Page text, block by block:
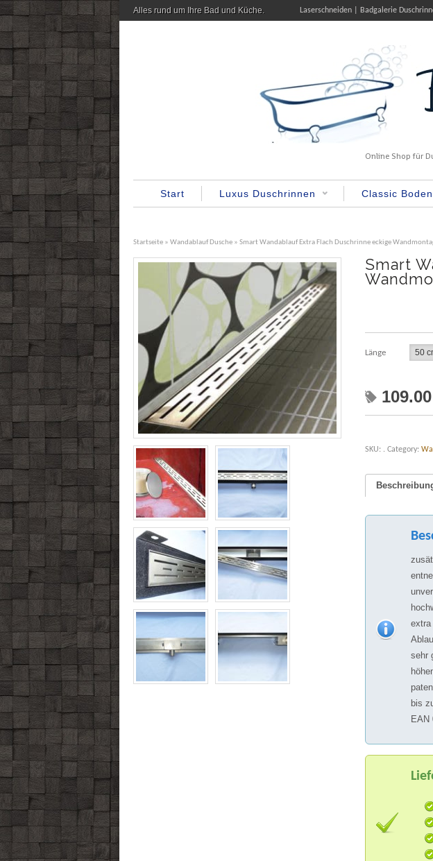
Alles rund um Ihre Bad und Küche. Laserschneiden Badgalerie
Online Shop für
Start Luxus Duschrinnen Classic
Startseite » Wandablauf Dusche » Smart Wandablauf Extra Flach Duschrinne eckige
Smart
Länge
109.00
SKU: . Category:
extra
sehr
bis
EAN